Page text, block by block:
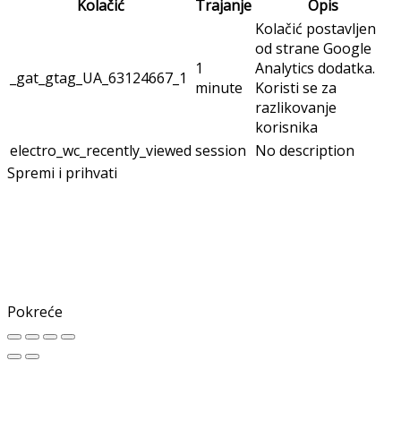
Kolačić
Trajanje Opis
_gat_gtag_UA_63124667_1
1
minute
Kolačić postavljen
od strane Google
Analytics dodatka.
Koristi se za
razlikovanje
korisnika
electro_wc_recently_viewed session No description
Spremi i prihvati
Pokreće